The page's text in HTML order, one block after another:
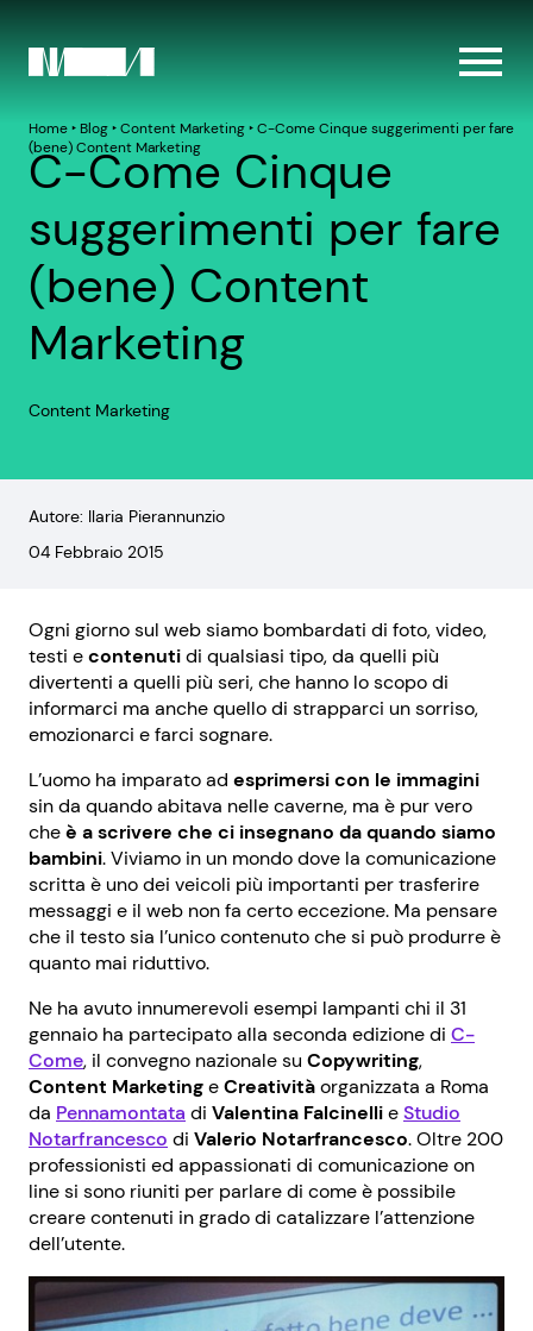
Home‣ Blog‣Content Marketing‣C-Come Cinque suggerimenti per fare
(bene) Content Marketing
C-Come Cinque
suggerimenti per fare
(bene) Content
Marketing
Content Marketing
Autore: Ilaria Pierannunzio
04 Febbraio 2015
Ogni giorno sul web siamo bombardati di foto, video,
testi econtenutidi qualsiasi tipo, da quelli più
divertenti a quelli più seri, che hanno lo scopo di
informarci ma anche quello di strapparci un sorriso,
emozionarci e farci sognare.
L’uomo ha imparato ad esprimersi con le immagini
sin da quando abitava nelle caverne, ma è pur vero
cheè a scrivere che ci insegnano da quando siamo
bambini. Viviamo in un mondo dove la comunicazione
scritta è uno dei veicoli più importanti per trasferire
messaggi e il web non fa certo eccezione. Ma pensare
che il testo sia l’unico contenuto che si può produrre è
quanto mai riduttivo.
Ne ha avuto innumerevoli esempi lampanti chi il 31
gennaio ha partecipato alla seconda edizione di C-
Come, il convegno nazionale su Copywriting,
Content MarketingeCreativitàorganizzata a Roma
da Pennamontata di Valentina FalcinellieStudio
Notarfrancesco di Valerio Notarfrancesco. Oltre 200
professionisti ed appassionati di comunicazione on
line si sono riuniti per parlare di come è possibile
creare contenuti in grado di catalizzare l’attenzione
dell’utente.